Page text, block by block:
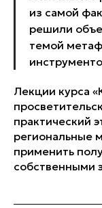
из самой
решили
темой
Лекции курса
практический
региональные
применить
собственными